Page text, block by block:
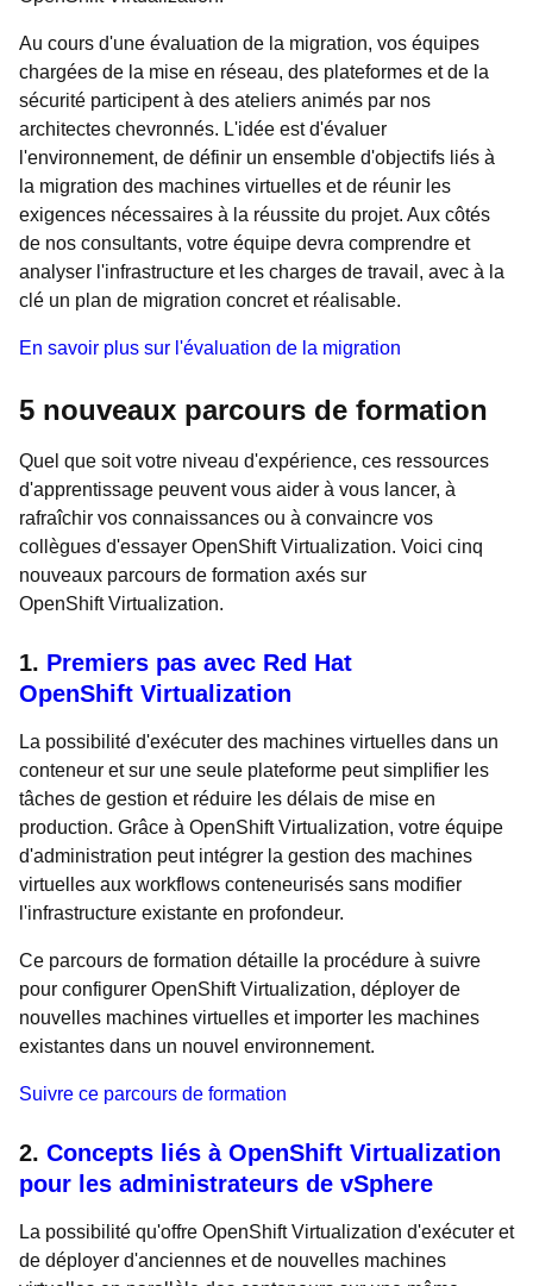
Au cours d'une évaluation de la migration, vos équipes
chargées de la mise en réseau, des plateformes et de la
sécurité participent à des ateliers animés par nos
architectes chevronnés. L'idée est d'évaluer
l'environnement, de définir un ensemble d'objectifs liés à
la migration des machines virtuelles et de réunir les
exigences nécessaires à la réussite du projet. Aux côtés
de nos consultants, votre équipe devra comprendre et
analyser l'infrastructure et les charges de travail, avec à la
clé un plan de migration concret et réalisable.
En savoir plus sur l'évaluation de la migration
5 nouveaux parcours de formation
Quel que soit votre niveau d'expérience, ces ressources
d'apprentissage peuvent vous aider à vous lancer, à
rafraîchir vos connaissances ou à convaincre vos
collègues d'essayer OpenShift Virtualization. Voici cinq
nouveaux parcours de formation axés sur
OpenShift Virtualization.
1. Premiers pas avec Red Hat
OpenShift Virtualization
La possibilité d'exécuter des machines virtuelles dans un
conteneur et sur une seule plateforme peut simplifier les
tâches de gestion et réduire les délais de mise en
production. Grâce à OpenShift Virtualization, votre équipe
d'administration peut intégrer la gestion des machines
virtuelles aux workflows conteneurisés sans modifier
l'infrastructure existante en profondeur.
Ce parcours de formation détaille la procédure à suivre
pour configurer OpenShift Virtualization, déployer de
nouvelles machines virtuelles et importer les machines
existantes dans un nouvel environnement.
Suivre ce parcours de formation
2. Concepts liés à OpenShift Virtualization
pour les administrateurs de vSphere
La possibilité qu'offre OpenShift Virtualization d'exécuter et
de déployer d'anciennes et de nouvelles machines